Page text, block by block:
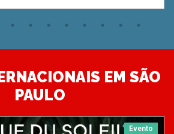
EM SÃO
PAULO
Evento